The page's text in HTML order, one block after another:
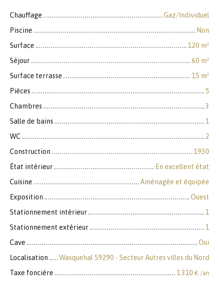
Chauffage
Gaz/Individuel
Piscine
Non
Surface
120 m²
Séjour
60 m²
Surface terrasse
15 m²
Pièces
5
Chambres
3
Salle de bains
1
WC
2
Construction
1930
État intérieur
En excellent état
Cuisine
Aménagée et équipée
Exposition
Ouest
Stationnement intérieur
1
Stationnement extérieur
1
Cave
Oui
Localisation
Wasquehal 59290 - Secteur Autres villes du Nord
Taxe foncière
1 310 € /an